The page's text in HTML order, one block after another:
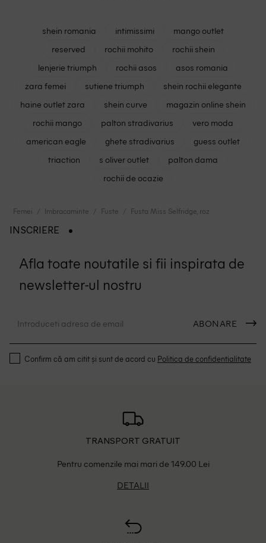
shein romania intimissimi
mango outlet
reserved
rochii mohito
rochii shein
lenjerie triumph
rochii asos
asos romania
zara femei
sutiene triumph
shein rochii elegante
haine outlet zara
shein curve
magazin online shein
rochii mango
palton stradivarius
vero moda
american eagle
ghete stradivarius
guess outlet
triaction
s oliver outlet
palton dama
rochii de ocazie
Femei Imbracaminte Fuste Fusta Miss Selfridge, roz
INSCRIERE
Afla toate noutatile si fii inspirata de
newsletter-ul nostru
ABONARE
Confirm că am citit și sunt de acord cu Politica de confidentialitate
TRANSPORT GRATUIT
Pentru comenzile mai mari de 149.00 Lei
DETALII